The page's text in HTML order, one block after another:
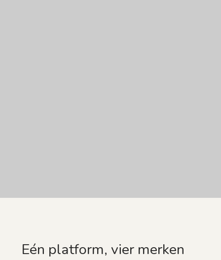
Eén platform, vier merken